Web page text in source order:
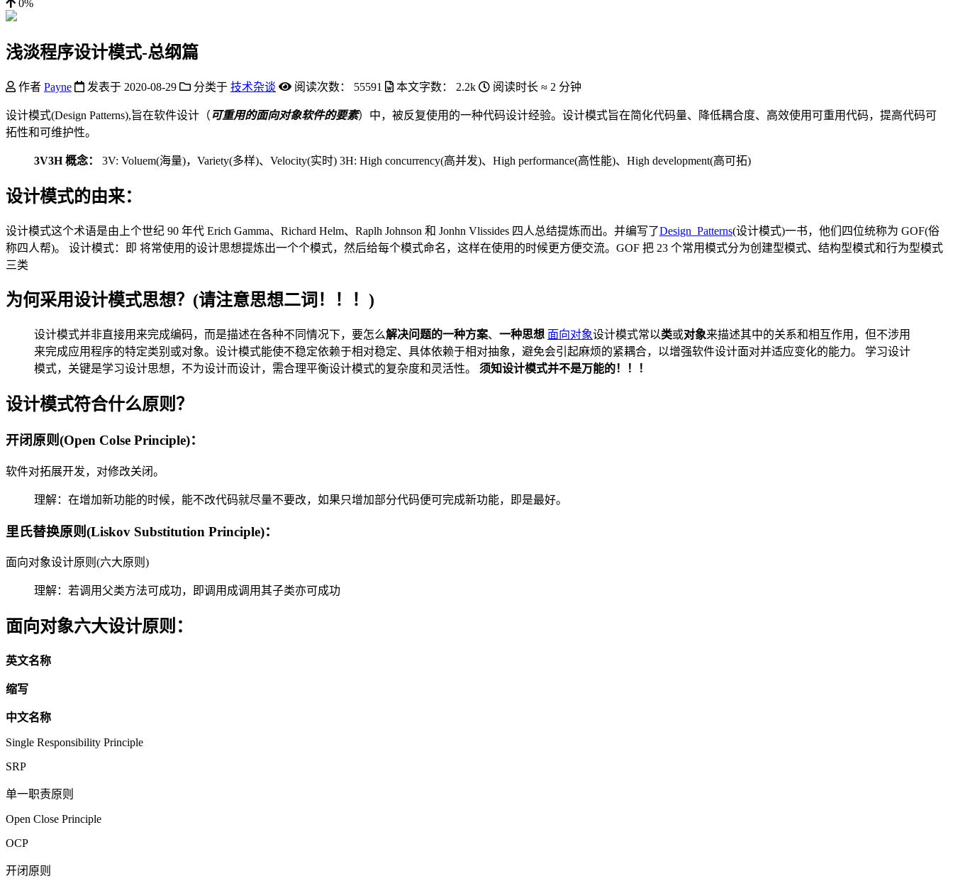
0%
浅淡程序设计模式-总纲篇
作者 Payne 发表于 2020-08-29 分类于 技术杂谈 阅读次数： 55591 本文字数： 2.2k 阅读时长 ≈ 2 分钟
设计模式(Design Patterns),旨在软件设计（ 可重用的面向对象软件的要素）中，被反复使用的一种代码设计经验。设计模式旨在简化代码量、降低耦合度、高效使用可重用代码，提高代码可
拓性和可维护性。
3V3H 概念： 3V: Voluem(海量)，Variety(多样)、Velocity(实时) 3H: High concurrency(高并发)、High performance(高性能)、High development(高可拓)
设计模式的由来：
设计模式这个术语是由上个世纪 90 年代 Erich Gamma、Richard Helm、Raplh Johnson 和 Jonhn Vlissides 四人总结提炼而出。并编写了Design_Patterns(设计模式)一书，他们四位统称为 GOF(俗
称四人帮)。 设计模式：即 将常使用的设计思想提炼出一个个模式，然后给每个模式命名，这样在使用的时候更方便交流。GOF 把 23 个常用模式分为创建型模式、结构型模式和行为型模式
三类
为何采用设计模式思想？(请注意思想二词！！！)
设计模式并非直接用来完成编码，而是描述在各种不同情况下，要怎么解决问题的一种方案、 一种思想 面向对象设计模式常以类或对象来描述其中的关系和相互作用，但不涉用
来完成应用程序的特定类别或对象。设计模式能使不稳定依赖于相对稳定、具体依赖于相对抽象，避免会引起麻烦的紧耦合，以增强软件设计面对并适应变化的能力。 学习设计
模式，关键是学习设计思想，不为设计而设计，需合理平衡设计模式的复杂度和灵活性。 须知设计模式并不是万能的！！！
设计模式符合什么原则？
开闭原则(Open Colse Principle)：
软件对拓展开发，对修改关闭。
理解：在增加新功能的时候，能不改代码就尽量不要改，如果只增加部分代码便可完成新功能，即是最好。
里氏替换原则(Liskov Substitution Principle)：
面向对象设计原则(六大原则)
理解：若调用父类方法可成功，即调用成调用其子类亦可成功
面向对象六大设计原则：
英文名称
缩写
中文名称
Single Responsibility Principle
SRP
单一职责原则
Open Close Principle
OCP
开闭原则